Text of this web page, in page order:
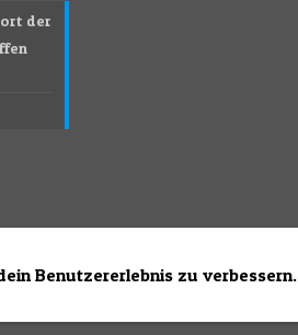
Benutzererlebnis zu verbessern.
der